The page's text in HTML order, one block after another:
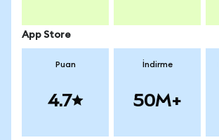
App Store
Puan
4.7
İndirme
50M+